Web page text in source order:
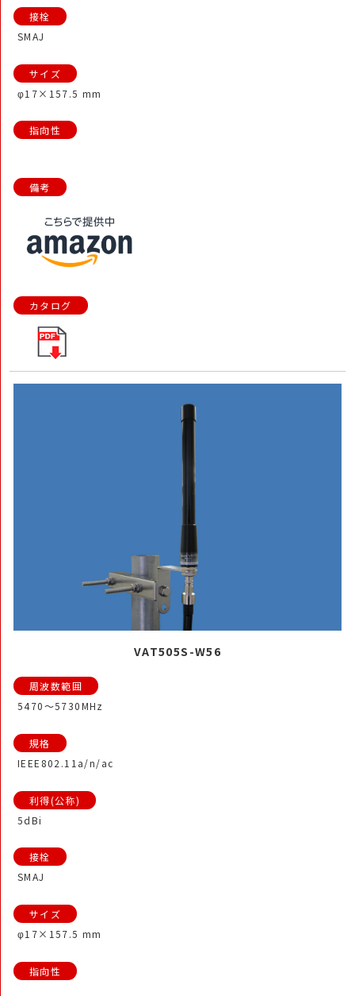
SMAJ
φ17×157.5 mm
VAT505S-W56
5470～5730MHz
IEEE802.11a/n/ac
5dBi
SMAJ
φ17×157.5 mm